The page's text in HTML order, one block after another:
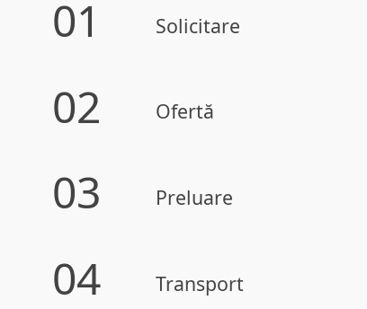
01 Solicitare
02 Ofertă
03 Preluare
04 Transport